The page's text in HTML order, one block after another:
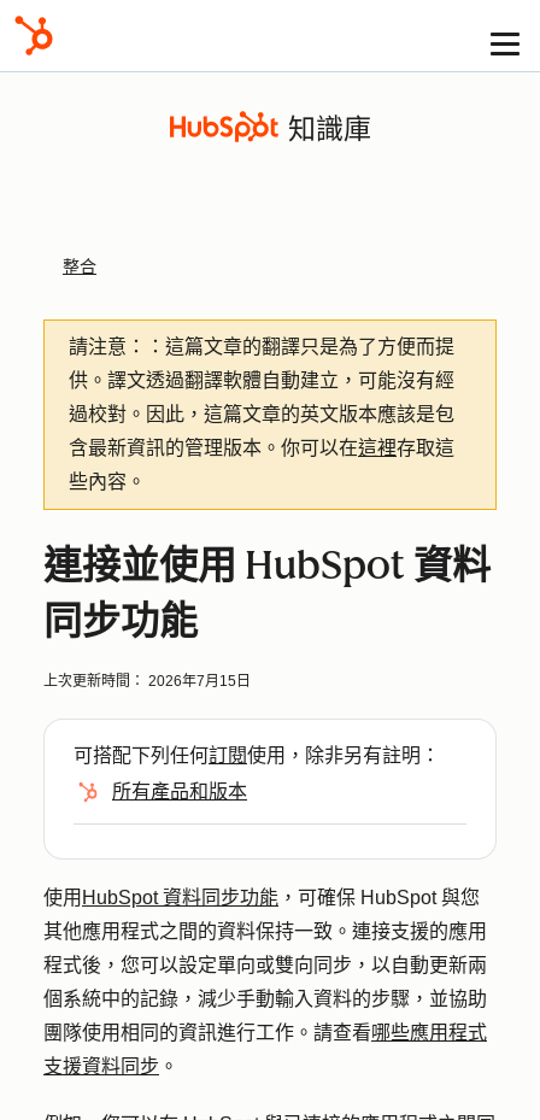
知識庫
整合
請注意：
：這篇文章的翻譯只是為了方便而提
供。譯文透過翻譯軟體自動建立，可能沒有經
過校對。因此，這篇文章的英文版本應該是包
含最新資訊的管理版本。你可以在這裡存取這
些內容。
連接並使用 HubSpot 資料
同步功能
上次更新時間： 2026年7月15日
可搭配下列任何訂閱使用，除非另有註明：
所有產品和版本
使用 HubSpot 資料同步功能 ，可確保 HubSpot 與您
其他應用程式之間的資料保持一致。連接支援的應用
程式後，您可以設定單向或雙向同步，以自動更新兩
個系統中的記錄，減少手動輸入資料的步驟，並協助
團隊使用相同的資訊進行工作。請查看哪些應用程式
支援資料同步 。